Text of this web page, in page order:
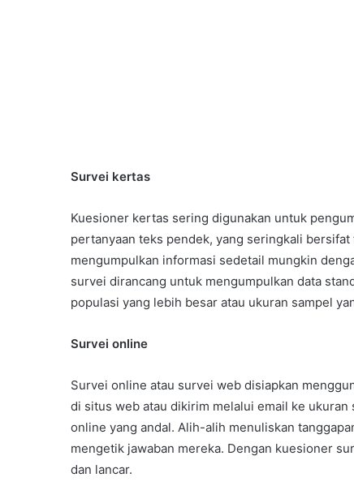
Survei kertas
Kuesioner kertas sering digunakan untuk
pertanyaan teks pendek, yang seringkali
mengumpulkan informasi sedetail mungkin
survei dirancang untuk mengumpulkan data
populasi yang lebih besar atau ukuran sampel
Survei online
Survei online atau survei web disiapkan
di situs web atau dikirim melalui email ke
online yang andal. Alih-alih menuliskan
mengetik jawaban mereka. Dengan kuesioner
dan lancar.